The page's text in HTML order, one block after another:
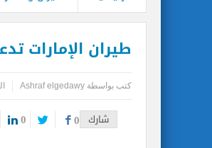
طيران الإمارات
كتب بواسطة Ashraf elgedawy
شارك 0
0